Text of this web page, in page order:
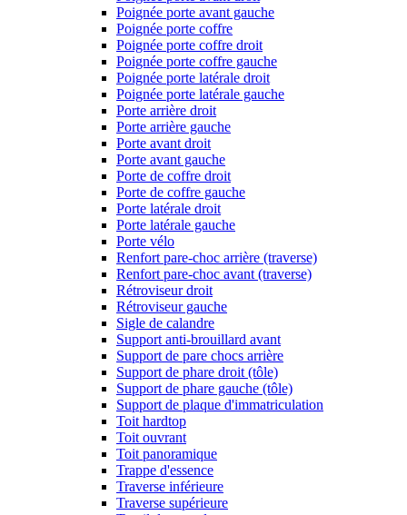
Poignée porte avant gauche
Poignée porte coffre
Poignée porte coffre droit
Poignée porte coffre gauche
Poignée porte latérale droit
Poignée porte latérale gauche
Porte arrière droit
Porte arrière gauche
Porte avant droit
Porte avant gauche
Porte de coffre droit
Porte de coffre gauche
Porte latérale droit
Porte latérale gauche
Porte vélo
Renfort pare-choc arrière (traverse)
Renfort pare-choc avant (traverse)
Rétroviseur droit
Rétroviseur gauche
Sigle de calandre
Support anti-brouillard avant
Support de pare chocs arrière
Support de phare droit (tôle)
Support de phare gauche (tôle)
Support de plaque d'immatriculation
Toit hardtop
Toit ouvrant
Toit panoramique
Trappe d'essence
Traverse inférieure
Traverse supérieure